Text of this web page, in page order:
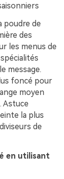
poudre de
des
les menus de
message.
foncé pour
moyen
Astuce
la plus
de
en utilisant